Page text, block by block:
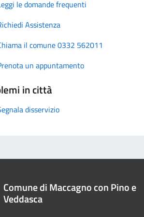
le domande frequenti
Assistenza
il comune 0332 562011
un appuntamento
in città
disservizio
Comune di Maccagno con Pino e
Veddasca